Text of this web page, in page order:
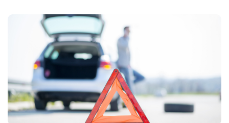
Autovedu
Sõiduki rent
Abi kodus
Reisikindlustus
Kõnekeskus